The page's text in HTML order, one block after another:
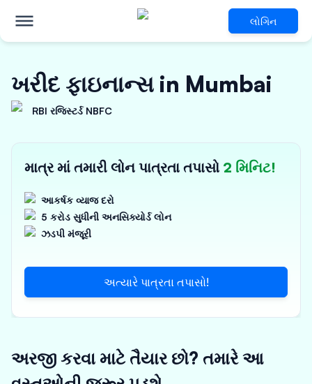
લોગિન
ખરીદ ફાઇનાન્સ in Mumbai
RBI રજિસ્ટર્ડ NBFC
માત્ર માં તમારી લોન પાત્રતા તપાસો 2 મિનિટ!
આકર્ષક વ્યાજ દરો
5 કરોડ સુધીની અનસિક્યોર્ડ લોન
ઝડપી મંજૂરી
અત્યારે પાત્રતા તપાસો!
અરજી કરવા માટે તૈયાર છો? તમારે આ